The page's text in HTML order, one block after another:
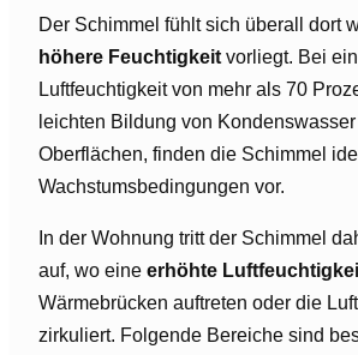
Der Schimmel fühlt sich überall dort
höhere Feuchtigkeit vorliegt. Bei
Luftfeuchtigkeit von mehr als 70
leichten Bildung von
Oberflächen, finden die Schimmel
Wachstumsbedingungen vor.
In der Wohnung tritt der Schimmel
auf, wo eine erhöhte
Wärmebrücken auftreten oder die
zirkuliert. Folgende Bereiche sind